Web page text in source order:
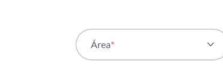
Área*